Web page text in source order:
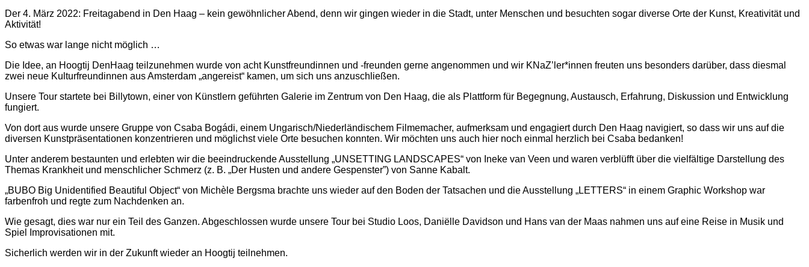
Der 4. März 2022: Freitagabend in Den Haag – kein gewöhnlicher Abend, denn wir gingen wieder in die Stadt, unter Menschen und besuchten sogar diverse Orte der Kunst, Kreativität und
Aktivität!
So etwas war lange nicht möglich …
Die Idee, an Hoogtij DenHaag teilzunehmen wurde von acht Kunstfreundinnen und -freunden gerne angenommen und wir KNaZ’ler*innen freuten uns besonders darüber, dass diesmal
zwei neue Kulturfreundinnen aus Amsterdam „angereist“ kamen, um sich uns anzuschließen.
Unsere Tour startete bei Billytown, einer von Künstlern geführten Galerie im Zentrum von Den Haag, die als Plattform für Begegnung, Austausch, Erfahrung, Diskussion und Entwicklung
fungiert.
Von dort aus wurde unsere Gruppe von Csaba Bogádi, einem Ungarisch/Niederländischem Filmemacher, aufmerksam und engagiert durch Den Haag navigiert, so dass wir uns auf die
diversen Kunstpräsentationen konzentrieren und möglichst viele Orte besuchen konnten. Wir möchten uns auch hier noch einmal herzlich bei Csaba bedanken!
Unter anderem bestaunten und erlebten wir die beeindruckende Ausstellung „UNSETTING LANDSCAPES“ von Ineke van Veen und waren verblüfft über die vielfältige Darstellung des
Themas Krankheit und menschlicher Schmerz (z. B. „Der Husten und andere Gespenster”) von Sanne Kabalt.
„BUBO Big Unidentified Beautiful Object“ von Michèle Bergsma brachte uns wieder auf den Boden der Tatsachen und die Ausstellung „LETTERS“ in einem Graphic Workshop war
farbenfroh und regte zum Nachdenken an.
Wie gesagt, dies war nur ein Teil des Ganzen. Abgeschlossen wurde unsere Tour bei Studio Loos, Daniëlle Davidson und Hans van der Maas nahmen uns auf eine Reise in Musik und
Spiel Improvisationen mit.
Sicherlich werden wir in der Zukunft wieder an Hoogtij teilnehmen.